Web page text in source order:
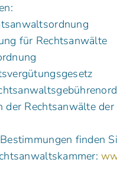
für Rechtsanwälte
der Rechtsanwälte der
finden